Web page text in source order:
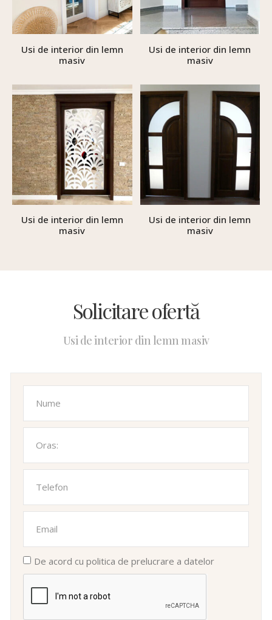
Usi de interior din lemn
masiv
Usi de interior din lemn
masiv
Usi de interior din lemn
masiv
Usi de interior din lemn
masiv
Solicitare ofertă
Usi de interior din lemn masiv
De acord cu politica de prelucrare a datelor